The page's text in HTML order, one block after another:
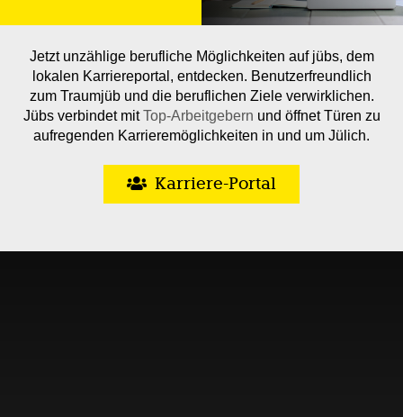
Jetzt unzählige berufliche Möglichkeiten auf jübs, dem
lokalen Karriereportal, entdecken. Benutzerfreundlich
zum Traumjüb und die beruflichen Ziele verwirklichen.
Jübs verbindet mitTop-Arbeitgebern und öffnet Türen zu
aufregenden Karrieremöglichkeiten in und um Jülich.
Karriere-Portal